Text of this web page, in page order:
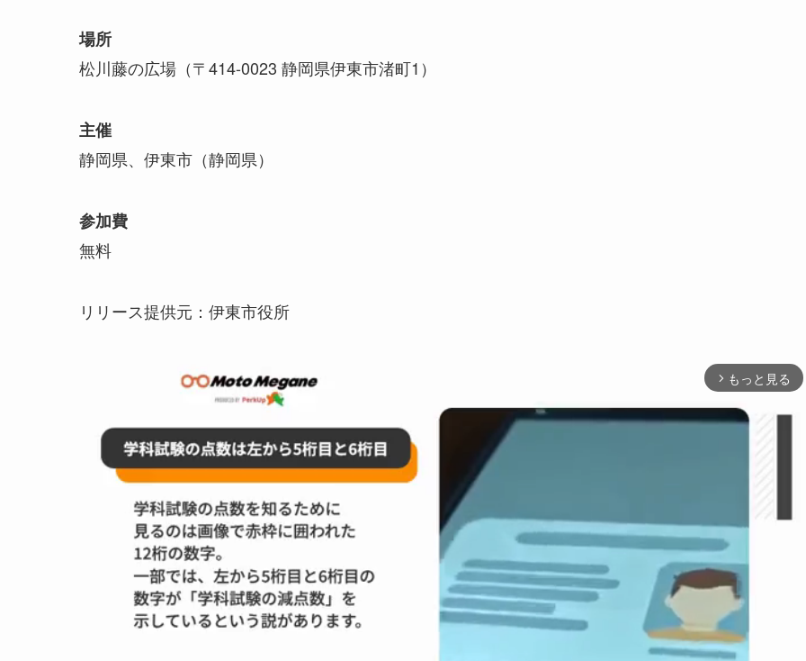
場所
松川藤の広場（〒414-0023 静岡県伊東市渚町1）
主催
静岡県、伊東市（静岡県）
参加費
無料
リリース提供元：伊東市役所
arrow_forward_ios もっと見る